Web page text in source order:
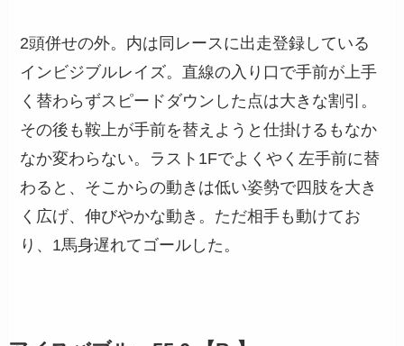
2頭併せの外。内は同レースに出走登録している
インビジブルレイズ。直線の入り口で手前が上手
く替わらずスピードダウンした点は大きな割引。
その後も鞍上が手前を替えようと仕掛けるもなか
なか変わらない。ラスト1Fでよくやく左手前に替
わると、そこからの動きは低い姿勢で四肢を大き
く広げ、伸びやかな動き。ただ相手も動けてお
り、1馬身遅れてゴールした。